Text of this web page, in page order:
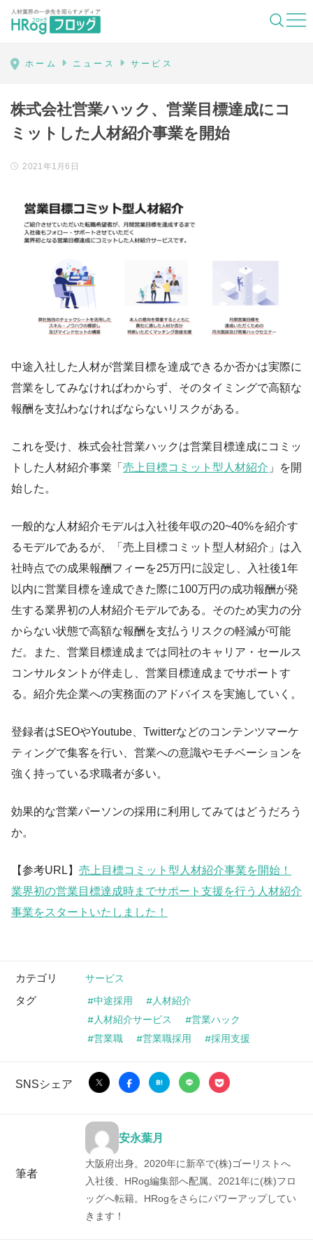
HRog | 人材業界の一歩先を照らすメディ
ホーム ニュース サービス
株式会社営業ハック、営業目標達成にコ
ミットした人材紹介事業を開始
2021年1月6日
中途入社した人材が営業目標を達成できるか否かは実際に
営業をしてみなければわからず、そのタイミングで高額な
報酬を支払わなければならないリスクがある。
これを受け、株式会社営業ハックは営業目標達成にコミッ
トした人材紹介事業「 売上目標コミット型人材紹介 」を開
始した。
一般的な人材紹介モデルは入社後年収の20~40%を紹介す
るモデルであるが、「売上目標コミット型人材紹介」は入
社時点での成果報酬フィーを25万円に設定し、入社後1年
以内に営業目標を達成できた際に100万円の成功報酬が発
生する業界初の人材紹介モデルである。そのため実力の分
からない状態で高額な報酬を支払うリスクの軽減が可能
だ。また、営業目標達成までは同社のキャリア・セールス
コンサルタントが伴走し、営業目標達成までサポートす
る。紹介先企業への実務面のアドバイスを実施していく。
登録者はSEOやYoutube、Twitterなどのコンテンツマーケ
ティングで集客を行い、営業への意識やモチベーションを
強く持っている求職者が多い。
効果的な営業パーソンの採用に利用してみてはどうだろう
か。
【参考URL】 売上目標コミット型人材紹介事業を開始！
業界初の営業目標達成時までサポート支援を行う人材紹介
事業をスタートいたしました！
カテゴリ サービス
タグ 中途採用
人材紹介
人材紹介サービス
営業ハック
営業職
営業職採用 採用支援
SNSシェア
筆者
安永葉月
大阪府出身。2020年に新卒で(株)ゴーリストへ
入社後、HRog編集部へ配属。2021年に(株)フロ
ッグへ転籍。HRogをさらにパワーアップしてい
きます！